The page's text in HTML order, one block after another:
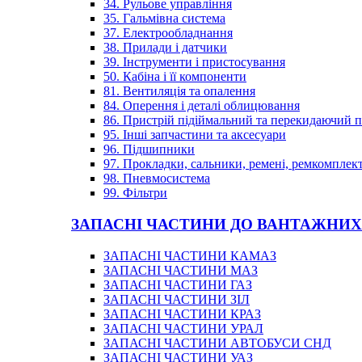
34. Рульове управління
35. Гальмівна система
37. Електрообладнання
38. Прилади і датчики
39. Інструменти і пристосування
50. Кабіна і її компоненти
81. Вентиляція та опалення
84. Оперення і деталі облицювання
86. Пристрій підіймальний та перекидаючий
95. Інші запчастини та аксесуари
96. Підшипники
97. Прокладки, сальники, ремені,
98. Пневмосистема
99. Фільтри
ЗАПАСНІ ЧАСТИНИ ДО
ЗАПАСНІ ЧАСТИНИ КАМАЗ
ЗАПАСНІ ЧАСТИНИ МАЗ
ЗАПАСНІ ЧАСТИНИ ГАЗ
ЗАПАСНІ ЧАСТИНИ ЗІЛ
ЗАПАСНІ ЧАСТИНИ КРАЗ
ЗАПАСНІ ЧАСТИНИ УРАЛ
ЗАПАСНІ ЧАСТИНИ АВТОБУСИ СНД
ЗАПАСНІ ЧАСТИНИ УАЗ